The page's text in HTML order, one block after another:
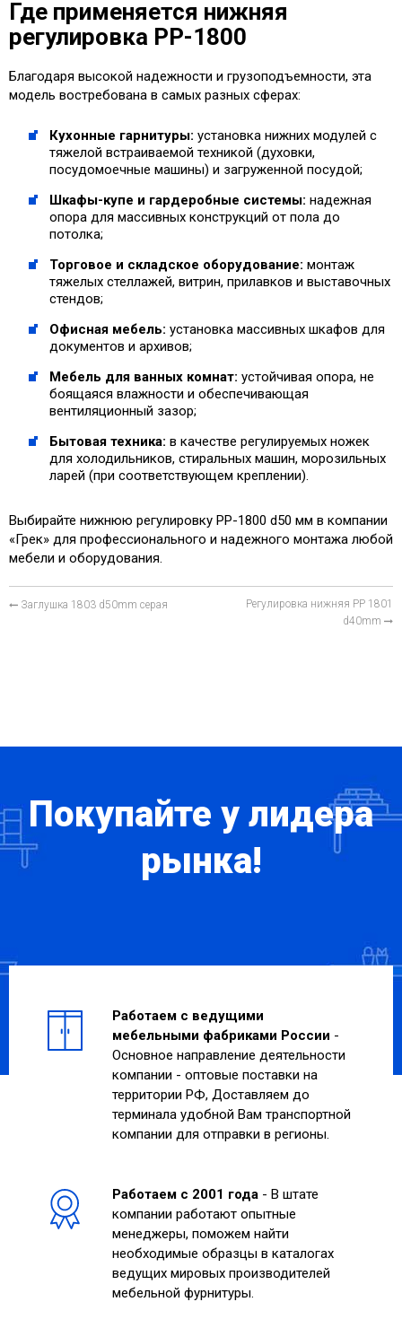
Где применяется нижняя
регулировка PP-1800
Благодаря высокой надежности и грузоподъемности, эта
модель востребована в самых разных сферах:
Кухонные гарнитуры: установка нижних модулей с
тяжелой встраиваемой техникой (духовки,
посудомоечные машины) и загруженной посудой;
Шкафы-купе и гардеробные системы: надежная
опора для массивных конструкций от пола до
потолка;
Торговое и складское оборудование: монтаж
тяжелых стеллажей, витрин, прилавков и выставочных
стендов;
Офисная мебель: установка массивных шкафов для
документов и архивов;
Мебель для ванных комнат: устойчивая опора, не
боящаяся влажности и обеспечивающая
вентиляционный зазор;
Бытовая техника: в качестве регулируемых ножек
для холодильников, стиральных машин, морозильных
ларей (при соответствующем креплении).
Выбирайте нижнюю регулировку PP-1800 d50 мм в компании
«Грек» для профессионального и надежного монтажа любой
мебели и оборудования.
Заглушка 1803 d50mm серая
Регулировка нижняя PP 1801
d40mm
Покупайте у лидера
рынка!
Работаем с ведущими
мебельными фабриками России -
Основное направление деятельности
компании - оптовые поставки на
территории РФ, Доставляем до
терминала удобной Вам транспортной
компании для отправки в регионы.
Работаем с 2001 года - В штате
компании работают опытные
менеджеры, поможем найти
необходимые образцы в каталогах
ведущих мировых производителей
мебельной фурнитуры.